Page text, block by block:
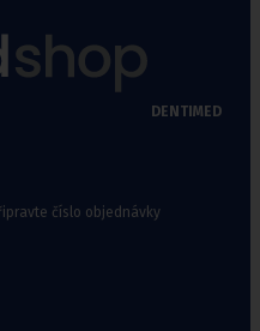
DENTIMED
číslo objednávky